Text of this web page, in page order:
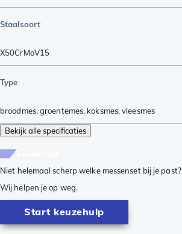
Staalsoort
X50CrMoV15
Type
broodmes,groentemes, koksmes,vleesmes
Bekijk alle specificaties
Niet helemaal scherp welke messenset bij je past?
Wij helpen je op weg.
Start keuzehulp